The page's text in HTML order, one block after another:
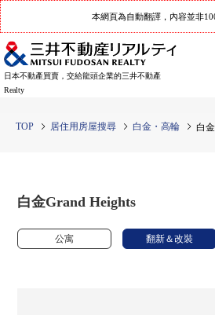
本網頁為自動翻譯，內容並非
日本不動產買賣，交給龍頭企業的三井不動產
Realty
TOP 居住用房屋搜尋 白金・高輪 白
白金Grand Heights
公寓 翻新＆改裝